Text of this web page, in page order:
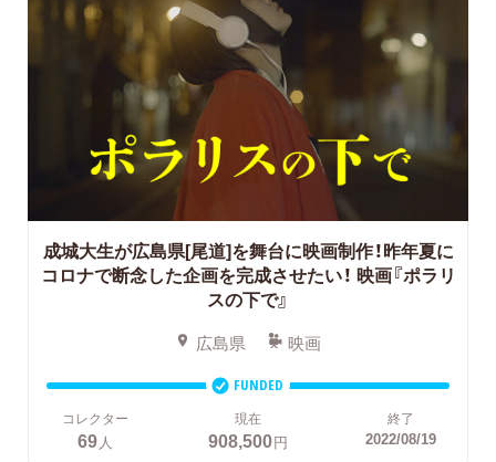
成城大生が広島県[尾道]を舞台に映画制作！昨年夏に
コロナで断念した企画を完成させたい！ 映画『ポラリ
スの下で』
広島県 映画
FUNDED
コレクター
69 人
現在
908,500円
終了
2022/08/19